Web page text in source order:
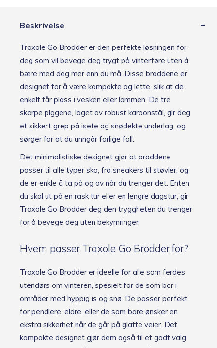
antallBeskrivelse
Traxole Go Brodder er den perfekte løsningen for
deg som vil bevege deg trygt på vinterføre uten å
bære med deg mer enn du må. Disse broddene er
designet for å være kompakte og lette, slik at de
enkelt får plass i vesken eller lommen. De tre
skarpe piggene, laget av robust karbonstål, gir deg
et sikkert grep på isete og snødekte underlag, og
sørger for at du unngår farlige fall.
Det minimalistiske designet gjør at broddene
passer til alle typer sko, fra sneakers til støvler, og
de er enkle å ta på og av når du trenger det. Enten
du skal ut på en rask tur eller en lengre dagstur, gir
Traxole Go Brodder deg den tryggheten du trenger
for å bevege deg uten bekymringer.
Hvem passer Traxole Go Brodder for?
Traxole Go Brodder er ideelle for alle som ferdes
utendørs om vinteren, spesielt for de som bor i
områder med hyppig is og snø. De passer perfekt
for pendlere, eldre, eller de som bare ønsker en
ekstra sikkerhet når de går på glatte veier. Det
kompakte designet gjør dem også til et godt valg